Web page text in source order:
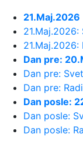
23:40:
na prvi
23:34:
krv":
23:33:
21.Maj.2026
21.Maj.2026:
Dan pre:
Dan pre: Svet
Dan pre:
Dan posle:
Dan posle:
Dan posle: